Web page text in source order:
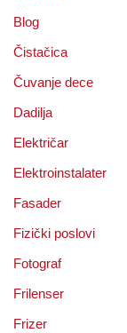
Blog
Čistačica
Čuvanje dece
Dadilja
Električar
Elektroinstalater
Fasader
Fizički poslovi
Fotograf
Frilenser
Frizer